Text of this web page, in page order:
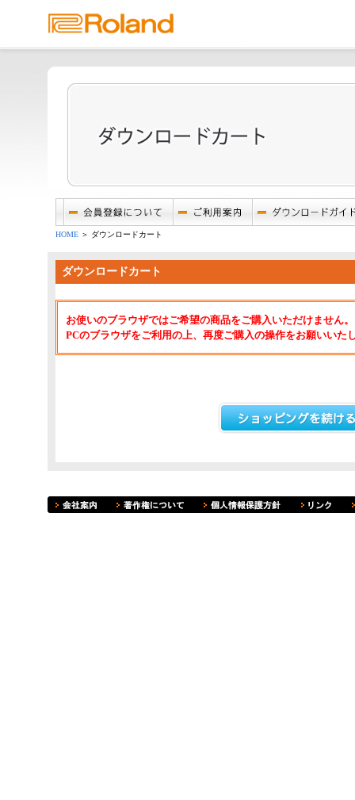
HOME ＞ ダウンロードカート
ダウンロードカート
お使いのブラウザではご希望の商品をご購入いただけません。
PCのブラウザをご利用の上、再度ご購入の操作をお願いいた